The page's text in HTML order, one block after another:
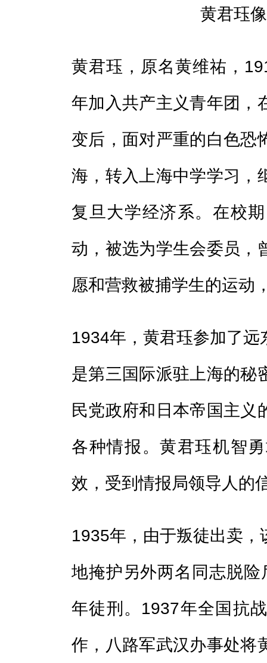
黄君珏
黄君珏，原名黄维祐，
年加入共产主义青年团，
变后，面对严重的白色恐
海，转入上海中学学习，
复旦大学经济系。在校
动，被选为学生会委员，
愿和营救被捕学生的运动
1934年，黄君珏参加了
是第三国际派驻上海的秘
民党政府和日本帝国主义
各种情报。黄君珏机智
效，受到情报局领导人的
1935年，由于叛徒出卖
地掩护另外两名同志脱
年徒刑。1937年全国抗
作，八路军武汉办事处将